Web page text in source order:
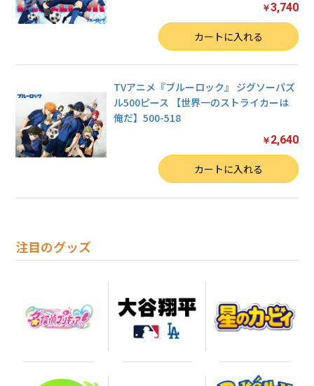
注目のグッズ
￥3,740
カートに入れる
TVアニメ『ブルーロック』 ジグソーパズ
ル500ピース 【世界一のストライカーは
俺だ】500-518
￥ 2,640
カートに入れる